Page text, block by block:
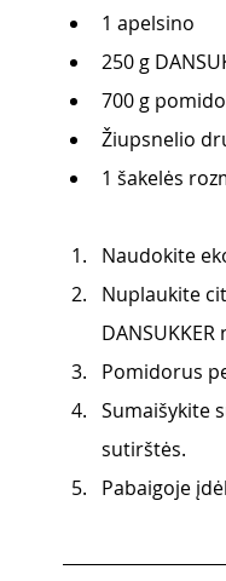
1 apelsino
250 g
700 g
Žiupsnelio
1 šakelės
Naudokite
Nuplaukite
Pomidorus
Sumaišykite
sutirštės.
Pabaigoje